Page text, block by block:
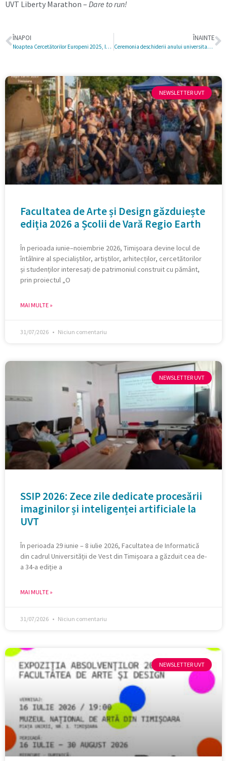
UVT Liberty Marathon – Dare to run!
ÎNAPOI
Noaptea Cercetătorilor Europeni 2025, la Universitatea de Vest din Timișoara
ÎNAINTE
Ceremonia deschiderii anului universitar la UVT, evenimentul unui început de an universitar plin de energie, cultură și participare în comunitate
NEWSLETTER UVT
Facultatea de Arte și Design găzduiește
ediția 2026 a Școlii de Vară Regio Earth
În perioada iunie–noiembrie 2026, Timișoara devine locul de
întâlnire al specialiștilor, artiștilor, arhitecților, cercetătorilor
și studenților interesați de patrimoniul construit cu pământ,
prin proiectul „O
MAI MULTE »
31/07/2026 Niciun comentariu
NEWSLETTER UVT
SSIP 2026: Zece zile dedicate procesării
imaginilor și inteligenței artificiale la
UVT
În perioada 29 iunie – 8 iulie 2026, Facultatea de Informatică
din cadrul Universității de Vest din Timișoara a găzduit cea de-
a 34-a ediție a
MAI MULTE »
31/07/2026 Niciun comentariu
NEWSLETTER UVT